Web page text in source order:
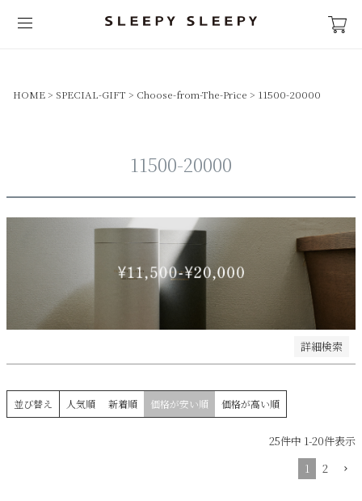
HOME SPECIAL-GIFT Choose-from-The-Price 11500-20000
11500-20000
詳細検索
価格が安い順
価格が高い順
優先度順
キーワードヒット順
並び替え 人気順 新着順 価格が安い順 価格が高い順
25件中 1-20件表示
1
2